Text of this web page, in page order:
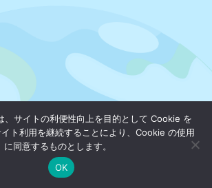
、サイトの利便性向上を目的として Cookie を
ト利用を継続することにより、Cookie の使用
に同意するものとします。
OK